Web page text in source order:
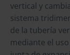
vertical y
sistema
de la tubería
mediante el